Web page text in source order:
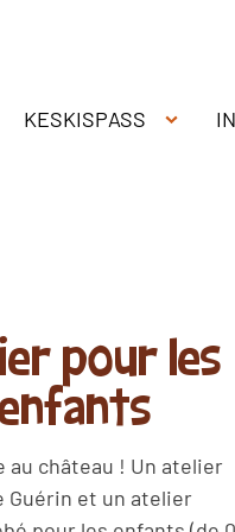
KESKISPASS
pour les
château ! Un atelier
Guérin et un atelier